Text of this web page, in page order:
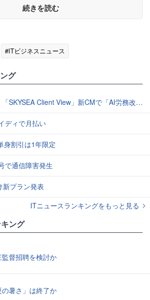
続きを読む
#ITビジネスニュース
グ
」新CMで「AI労務改善」をアピール 働き方をAIが分析したら「すぐに休んで」と言われる？
ディで月払い
身割引は1年限定
で通信障害発生
新プラン発表
ITニュースランキングをもっと見る
ング
督招聘を検討か
暑さ」は終了か